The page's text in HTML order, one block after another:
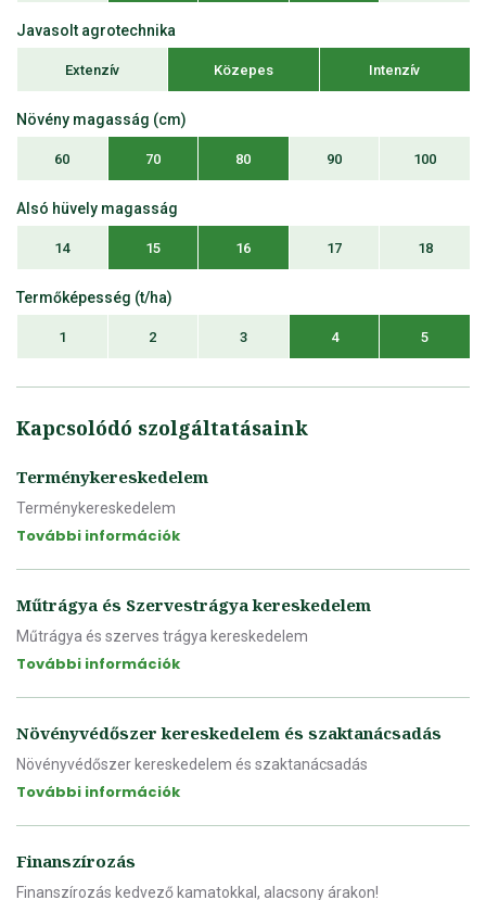
Javasolt agrotechnika
Extenzív Közepes Intenzív
Növény magasság (cm)
60 70 80 90 100
Alsó hüvely magasság
14 15 16 17 18
Termőképesség (t/ha)
1 2 3 4 5
Kapcsolódó szolgáltatásaink
Terménykereskedelem
Terménykereskedelem
További információk
Műtrágya és Szervestrágya kereskedelem
Műtrágya és szerves trágya kereskedelem
További információk
Növényvédőszer kereskedelem és szaktanácsadás
Növényvédőszer kereskedelem és szaktanácsadás
További információk
Finanszírozás
Finanszírozás kedvező kamatokkal, alacsony árakon!